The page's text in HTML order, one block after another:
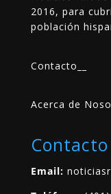
2016, para
población
Contacto
Acerca de
Contacto
Email: